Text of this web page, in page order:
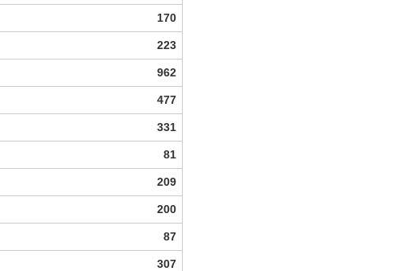
170
223
962
477
331
81
209
200
87
307